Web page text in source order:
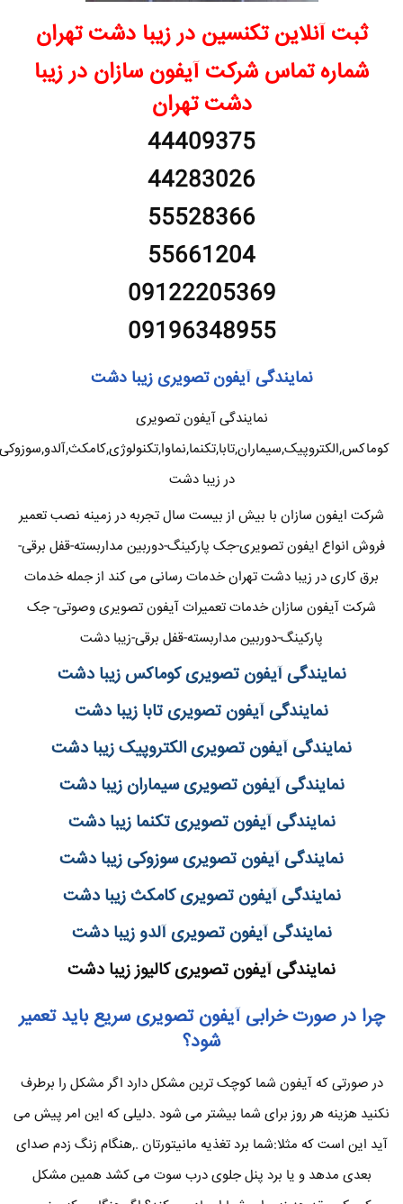
ثبت آنلاین تکنسین در زیبا دشت تهران
شماره تماس شرکت آیفون سازان در زیبا
دشت تهران
44409375
44283026
55528366
55661204
09122205369
09196348955
نمایندگی آیفون تصویری زیبا دشت
نمایندگی آیفون تصویری
کوماکس,الکتروپیک,سیماران,تابا,تکنما,نماوا,تکنولوژی,کامکث,آلدو,سوزوکی
در زیبا دشت
شرکت ایفون سازان با بیش از بیست سال تجربه در زمینه نصب تعمیر
فروش انواع ایفون تصویری-جک پارکینگ-دوربین مداربسته-قفل برقی-
برق کاری در زیبا دشت تهران خدمات رسانی می کند از جمله خدمات
شرکت آیفون سازان خدمات تعمیرات آیفون تصویری وصوتی- جک
پارکینگ-دوربین مداربسته-قفل برقی-زیبا دشت
نمایندگی آیفون تصویری کوماکس زیبا دشت
نمایندگی آیفون تصویری تابا زیبا دشت
نمایندگی آیفون تصویری الکتروپیک زیبا دشت
نمایندگی آیفون تصویری سیماران زیبا دشت
نمایندگی آیفون تصویری تکنما زیبا دشت
نمایندگی آیفون تصویری سوزوکی زیبا دشت
نمایندگی آیفون تصویری کامکث زیبا دشت
نمایندگی آیفون تصویری آلدو زیبا دشت
نمایندگی آیفون تصویری کالیوز زیبا دشت
چرا در صورت خرابی آیفون تصویری سریع باید تعمیر
شود؟
در صورتی که آیفون شما کوچک ترین مشکل دارد اگر مشکل را برطرف
نکنید هزینه هر روز برای شما بیشتر می شود .دلیلی که این امر پیش می
آید این است که مثلا:شما برد تغذیه مانیتورتان .,هنگام زنگ زدم صدای
بعدی مدهد و یا برد پنل جلوی درب سوت می کشد همین مشکل